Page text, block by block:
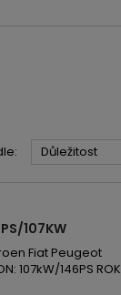
Důležitost
107KW
Fiat Peugeot
107kW/146PS ROK